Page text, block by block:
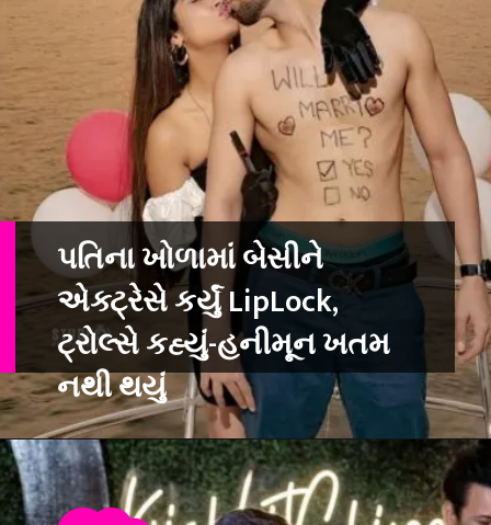
પતિના ખોળામાં બેસીને
એક્ટ્રેસે કર્યું LipLock,
ટ્રોલ્સે કહ્યું-હનીમૂન ખતમ
નથી થયું